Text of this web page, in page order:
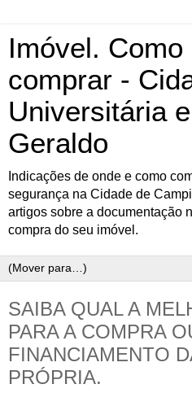
Imóvel. Como
comprar -
Universitária
Geraldo
Indicações de onde e como
segurança na Cidade de
artigos sobre a documentação
compra do seu imóvel.
SAIBA QUAL A
PARA A COMPRA
FINANCIAMENTO
PRÓPRIA.